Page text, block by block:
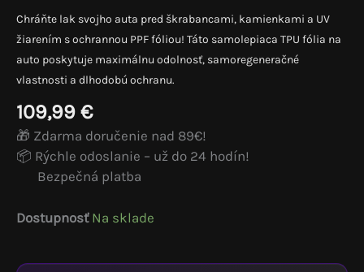
Chráňte lak svojho auta pred škrabancami, kamienkami a UV
žiarením s ochrannou PPF fóliou! Táto samolepiaca TPU fólia na
auto poskytuje maximálnu odolnosť, samoregeneračné
vlastnosti a dlhodobú ochranu.
109,99 €
🎁 Zdarma doručenie nad 89€!
📦 Rýchle odoslanie – už do 24 hodín!
Bezpečná platba
Dostupnosť Na sklade